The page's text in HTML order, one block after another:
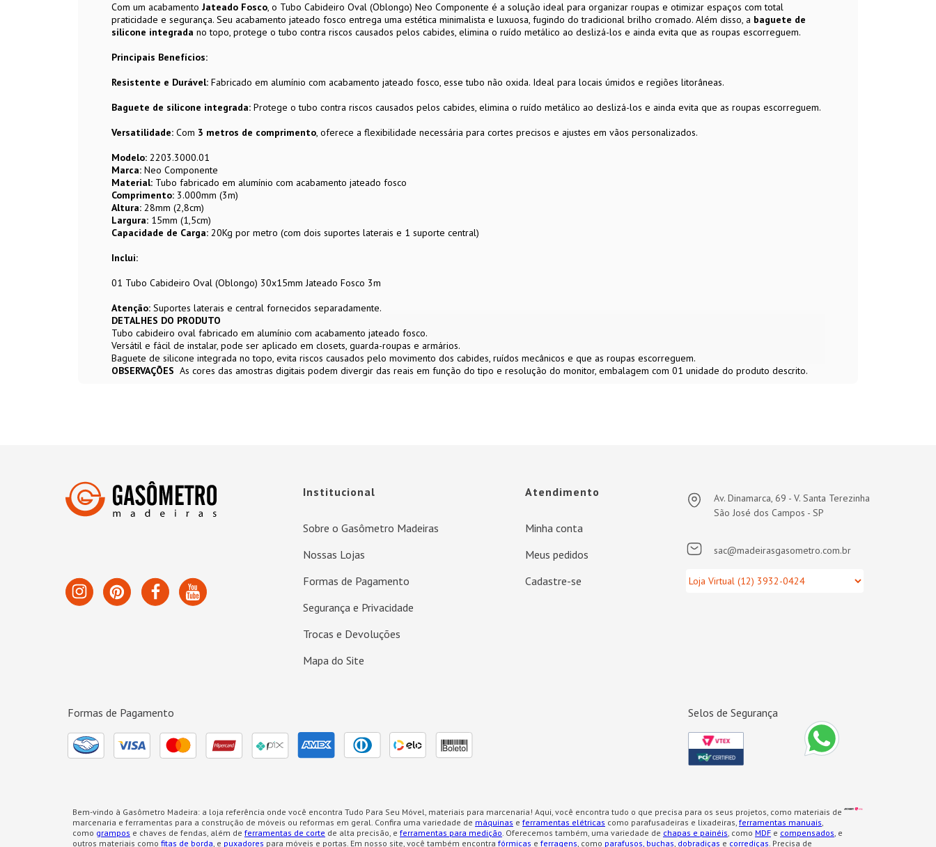
Com um acabamento Jateado Fosco, o Tubo Cabideiro Oval (Oblongo) Neo Componente é a solução ideal para organizar roupas e otimizar espaços com total
praticidade e segurança. Seu acabamento jateado fosco entrega uma estética minimalista e luxuosa, fugindo do tradicional brilho cromado. Além disso, a baguete de
silicone integrada no topo, protege o tubo contra riscos causados pelos cabides, elimina o ruído metálico ao deslizá-los e ainda evita que as roupas escorreguem.
Principais Benefícios:
Resistente e Durável: Fabricado em alumínio com acabamento jateado fosco, esse tubo não oxida. Ideal para locais úmidos e regiões litorâneas.
Baguete de silicone integrada: Protege o tubo contra riscos causados pelos cabides, elimina o ruído metálico ao deslizá-los e ainda evita que as roupas escorreguem.
Versatilidade: Com 3 metros de comprimento, oferece a flexibilidade necessária para cortes precisos e ajustes em vãos personalizados.
Modelo: 2203.3000.01
Marca: Neo Componente
Material: Tubo fabricado em alumínio com acabamento jateado fosco
Comprimento: 3.000mm (3m)
Altura: 28mm (2,8cm)
Largura: 15mm (1,5cm)
Capacidade de Carga: 20Kg por metro (com dois suportes laterais e 1 suporte central)
Inclui:
01 Tubo Cabideiro Oval (Oblongo) 30x15mm Jateado Fosco 3m
Atenção: Suportes laterais e central fornecidos separadamente.
DETALHES DO PRODUTO
Tubo cabideiro oval fabricado em alumínio com acabamento jateado fosco.
Versátil e fácil de instalar, pode ser aplicado em closets, guarda-roupas e armários.
Baguete de silicone integrada no topo, evita riscos causados pelo movimento dos cabides, ruídos mecânicos e que as roupas escorreguem.
OBSERVAÇÕES As cores das amostras digitais podem divergir das reais em função do tipo e resolução do monitor, embalagem com 01 unidade do produto descrito.
Institucional
Sobre o Gasômetro Madeiras
Nossas Lojas
Formas de Pagamento
Segurança e Privacidade
Trocas e Devoluções
Mapa do Site
Atendimento
Minha conta
Meus pedidos
Cadastre-se
Av. Dinamarca, 69 - V. Santa Terezinha
São José dos Campos - SP
sac@madeirasgasometro.com.br
Formas de Pagamento Selos de Segurança
Bem-vindo à Gasômetro Madeira: a loja referência onde você encontra Tudo Para Seu Móvel, materiais para marcenaria! Aqui, você encontra tudo o que precisa para os seus projetos, como materiais de
marcenaria e ferramentas para a construção de móveis ou reformas em geral. Confira uma variedade de máquinas e ferramentas elétricas como parafusadeiras e lixadeiras, ferramentas manuais,
como grampos e chaves de fendas, além de ferramentas de corte de alta precisão, e ferramentas para medição. Oferecemos também, uma variedade de chapas e painéis, como MDF e compensados, e
outros materiais como fitas de borda, e puxadores para móveis e portas. Em nosso site, você também encontra fórmicas e ferragens, como parafusos, buchas, dobradiças e corrediças. Precisa de